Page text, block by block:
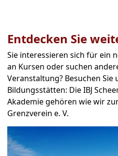
Entdecken Sie
Sie interessieren sich für ein
an Kursen oder suchen
Veranstaltung? Besuchen Sie
Bildungsstätten: Die IBJ
Akademie gehören wie wir
Grenzverein e. V.